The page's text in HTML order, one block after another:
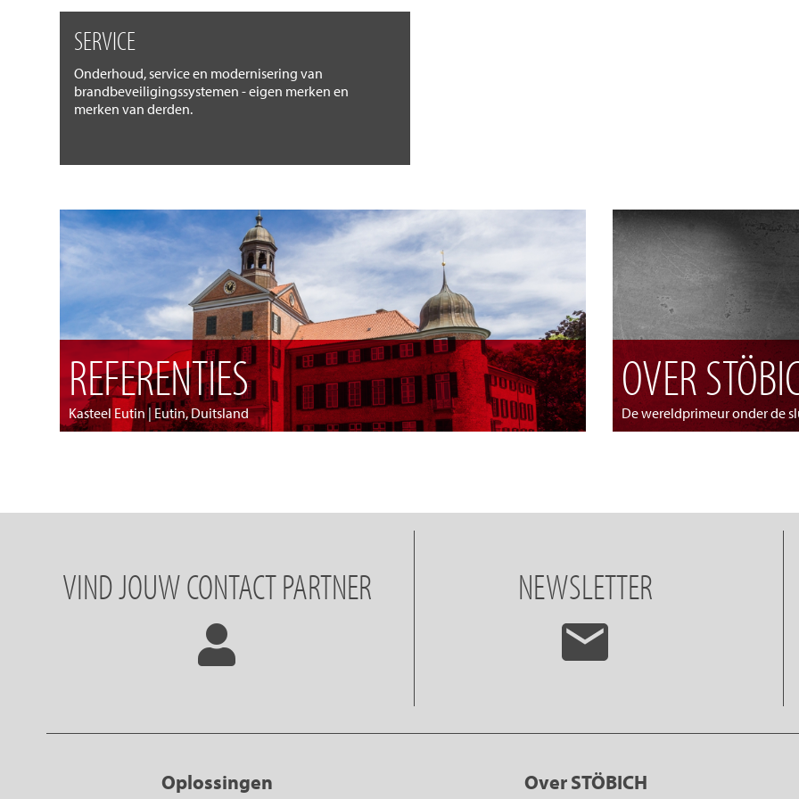
SERVICE
Onderhoud, service en modernisering van
brandbeveiligingssystemen - eigen merken en
merken van derden.
REFERENTIES
Kasteel Eutin | Eutin, Duitsland
OVER
De wereldprimeur onder de
VIND JOUW CONTACT PARTNER NEWSLETTER
Oplossingen Over STÖBICH